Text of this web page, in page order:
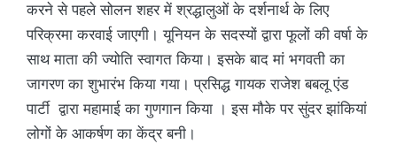
करने से पहले सोलन शहर में श्रद्धालुओं के दर्शनार्थ के लिए
परिक्रमा करवाई जाएगी। यूनियन के सदस्यों द्वारा फूलों की वर्षा के
साथ माता की ज्योति स्वागत किया। इसके बाद मां भगवती का
जागरण का शुभारंभ किया गया। प्रसिद्ध गायक राजेश बबलू एंड
पार्टी द्वारा महामाई का गुणगान किया । इस मौके पर सुंदर झांकियां
लोगों के आकर्षण का केंद्र बनी।